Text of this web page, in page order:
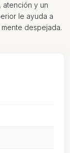
atención y un
le ayuda a
despejada.